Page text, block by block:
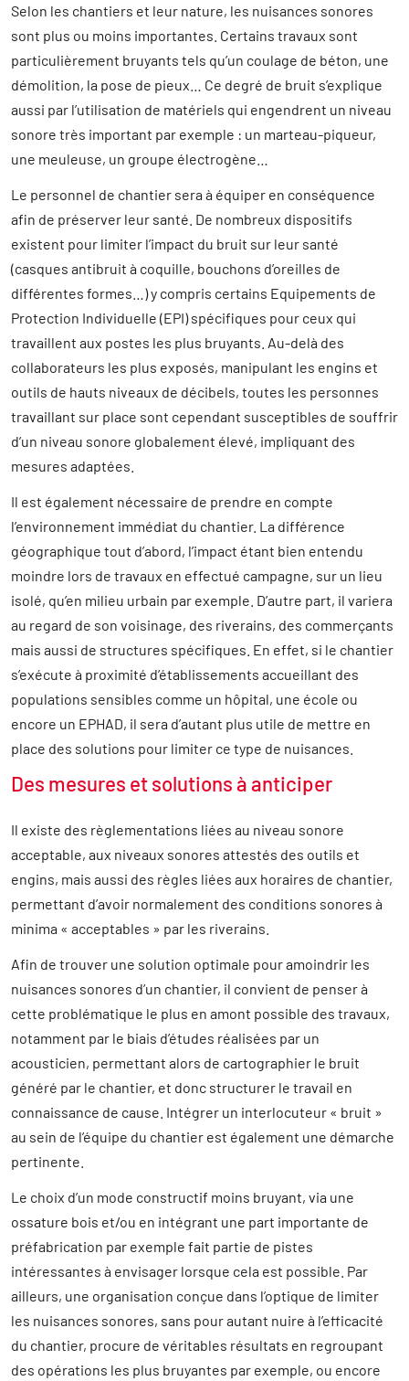
Selon les chantiers et leur nature, les nuisances sonores
sont plus ou moins importantes. Certains travaux sont
particulièrement bruyants tels qu’un coulage de béton, une
démolition, la pose de pieux… Ce degré de bruit s’explique
aussi par l’utilisation de matériels qui engendrent un niveau
sonore très important par exemple : un marteau-piqueur,
une meuleuse, un groupe électrogène…
Le personnel de chantier sera à équiper en conséquence
afin de préserver leur santé. De nombreux dispositifs
existent pour limiter l’impact du bruit sur leur santé
(casques antibruit à coquille, bouchons d’oreilles de
différentes formes…) y compris certains Equipements de
Protection Individuelle (EPI) spécifiques pour ceux qui
travaillent aux postes les plus bruyants. Au-delà des
collaborateurs les plus exposés, manipulant les engins et
outils de hauts niveaux de décibels, toutes les personnes
travaillant sur place sont cependant susceptibles de souffrir
d’un niveau sonore globalement élevé, impliquant des
mesures adaptées.
Il est également nécessaire de prendre en compte
l’environnement immédiat du chantier. La différence
géographique tout d’abord, l’impact étant bien entendu
moindre lors de travaux en effectué campagne, sur un lieu
isolé, qu’en milieu urbain par exemple. D’autre part, il variera
au regard de son voisinage, des riverains, des commerçants
mais aussi de structures spécifiques. En effet, si le chantier
s’exécute à proximité d’établissements accueillant des
populations sensibles comme un hôpital, une école ou
encore un EPHAD, il sera d’autant plus utile de mettre en
place des solutions pour limiter ce type de nuisances.
Des mesures et solutions à anticiper
Il existe des règlementations liées au niveau sonore
acceptable, aux niveaux sonores attestés des outils et
engins, mais aussi des règles liées aux horaires de chantier,
permettant d’avoir normalement des conditions sonores à
minima « acceptables » par les riverains.
Afin de trouver une solution optimale pour amoindrir les
nuisances sonores d’un chantier, il convient de penser à
cette problématique le plus en amont possible des travaux,
notamment par le biais d’études réalisées par un
acousticien, permettant alors de cartographier le bruit
généré par le chantier, et donc structurer le travail en
connaissance de cause. Intégrer un interlocuteur « bruit »
au sein de l’équipe du chantier est également une démarche
pertinente.
Le choix d’un mode constructif moins bruyant, via une
ossature bois et/ou en intégrant une part importante de
préfabrication par exemple fait partie de pistes
intéressantes à envisager lorsque cela est possible. Par
ailleurs, une organisation conçue dans l’optique de limiter
les nuisances sonores, sans pour autant nuire à l’efficacité
du chantier, procure de véritables résultats en regroupant
des opérations les plus bruyantes par exemple, ou encore